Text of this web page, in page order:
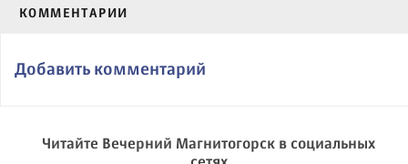
КОММЕНТАРИИ
Добавить комментарий
Читайте Вечерний Магнитогорск в социальных